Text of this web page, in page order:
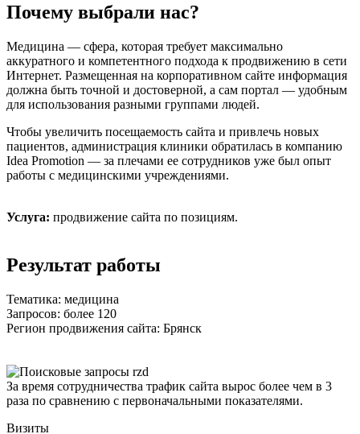
Почему выбрали нас?
Медицина — сфера, которая требует максимально
аккуратного и компетентного подхода к продвижению в сети
Интернет. Размещенная на корпоративном сайте информация
должна быть точной и достоверной, а сам портал — удобным
для использования разными группами людей.
Чтобы увеличить посещаемость сайта и привлечь новых
пациентов, администрация клиники обратилась в компанию
Idea Promotion — за плечами ее сотрудников уже был опыт
работы с медицинскими учреждениями.
Услуга: продвижение сайта по позициям.
Результат работы
Тематика: медицина
Запросов: более 120
Регион продвижения сайта: Брянск
За время сотрудничества трафик сайта вырос более чем в 3
раза по сравнению с первоначальными показателями.
Визиты